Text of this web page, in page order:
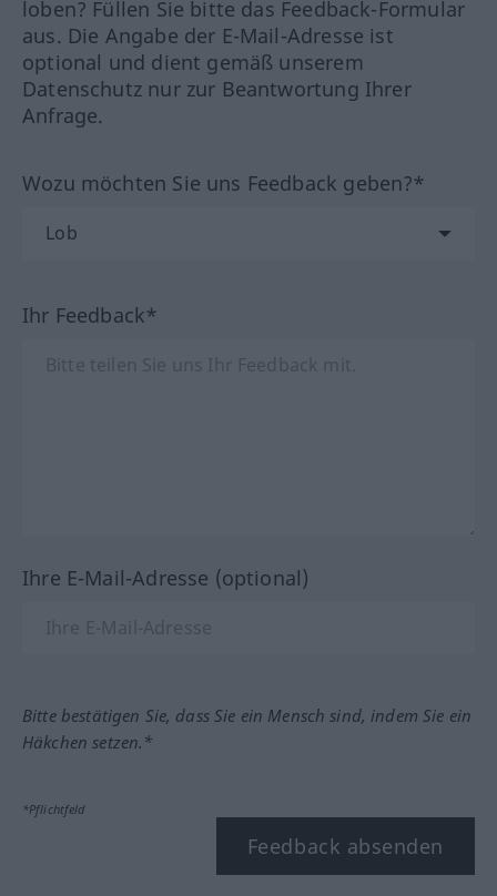
loben? Füllen Sie bitte das Feedback-Formular
aus. Die Angabe der E-Mail-Adresse ist
optional und dient gemäß unserem
Datenschutz nur zur Beantwortung Ihrer
Anfrage.
Wozu möchten Sie uns Feedback geben?*
Ihr Feedback*
Ihre E-Mail-Adresse (optional)
Bitte bestätigen Sie, dass Sie ein Mensch sind, indem Sie ein
Häkchen setzen.*
*Pflichtfeld
Feedback absenden